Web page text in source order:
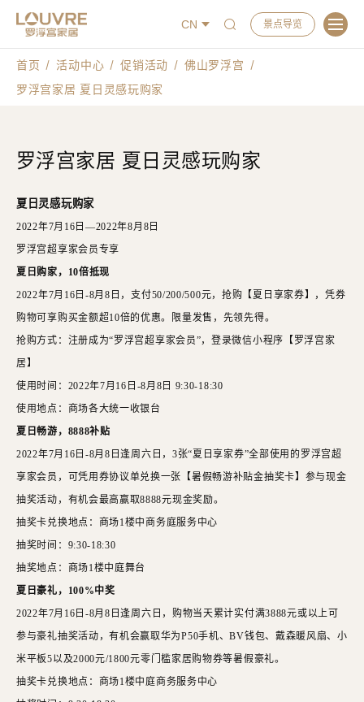
CN 景点导览
首页 活动中心 促销活动
佛山罗浮宫
罗浮宫家居 夏日灵感玩购家
罗浮宫家居 夏日灵感玩购家
夏日灵感玩购家
2022年7月16日—2022年8月8日
罗浮宫超享家会员专享
夏日购家，
10倍抵现
2022年7月16日-8月8日，支付50/200/500元，抢购【夏日享家券】，凭券
购物可享购买金额超10倍的优惠。限量发售，先领先得。
抢购方式：注册成为“罗浮宫超享家会员”，登录微信小程序【罗浮宫家
居】
使用时间： 2022年7月16日-8月8日 9:30-18:30
使用地点：商场各大统一收银台
夏日畅游， 8888补贴
2022年7月16日-8月8日逢周六日，3张“夏日享家券”全部使用的罗浮宫超
享家会员，可凭用券协议单兑换一张【暑假畅游补贴金抽奖卡】参与现金
抽奖活动，有机会最高赢取8888元现金奖励。
抽奖卡兑换地点：商场1楼中 商务庭服务中心
抽奖时间： 9:30-18:30
抽奖地点：商场1楼中庭舞台
夏日豪礼，
100%中奖
2022年7月16日-8月8日逢周六日，购物当天累计实付满3888元或以上可
参与豪礼抽奖活动，有机会赢取华为P50手机、BV钱包、戴森暖风扇、小
米平板5以及2000元/1800元零门槛家居购物券等暑假豪礼。
抽奖卡兑换地点：商场1楼中庭商务服务中心